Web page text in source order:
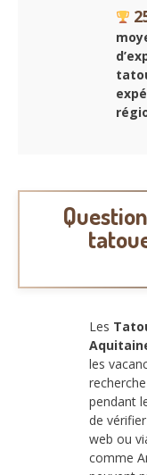
Les
les
pendant
de
web ou
comme